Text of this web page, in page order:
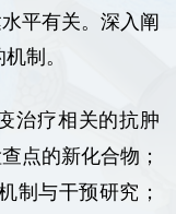
平有关。深入阐
制。
治疗相关的抗肿
点的新化合物；
制与干预研究；